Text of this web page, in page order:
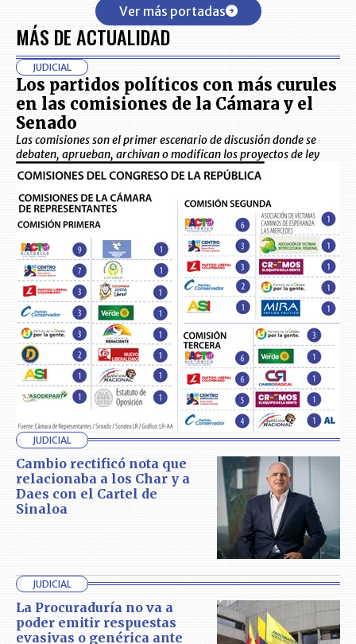
Ver más portadas
MÁS DE ACTUALIDAD
JUDICIAL
Los partidos políticos con más curules
en las comisiones de la Cámara y el
Senado
Las comisiones son el primer escenario de discusión donde se
debaten, aprueban, archivan o modifican los proyectos de ley
JUDICIAL
Cambio rectificó nota que
relacionaba a los Char y a
Daes con el Cartel de
Sinaloa
JUDICIAL
La Procuraduría no va a
poder emitir respuestas
evasivas o genérica ante